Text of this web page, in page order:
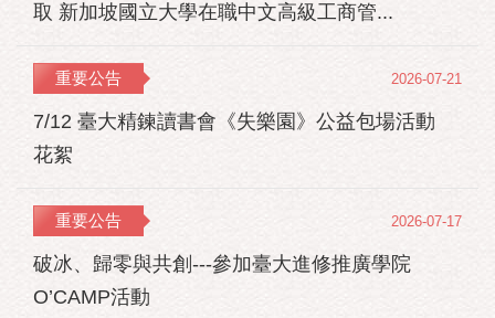
取 新加坡國立大學在職中文高級工商管...
重要公告
7/12 臺大精鍊讀書會《失樂園》公益包場活動
花絮
2026-07-21
重要公告
破冰、歸零與共創---參加臺大進修推廣學院
O’CAMP活動
2026-07-17